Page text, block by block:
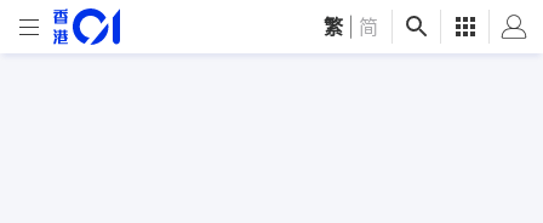
繁 简